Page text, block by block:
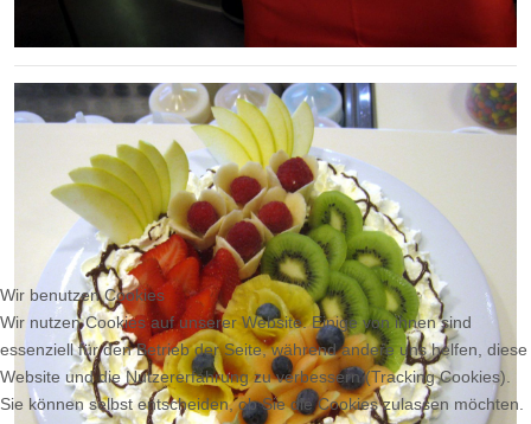
Wir benutzen Cookies
Wir nutzen Cookies auf unserer Website. Einige von ihnen sind
essenziell für den Betrieb der Seite, während andere uns helfen, diese
Website und die Nutzererfahrung zu verbessern (Tracking Cookies).
Sie können selbst entscheiden, ob Sie die Cookies zulassen möchten.